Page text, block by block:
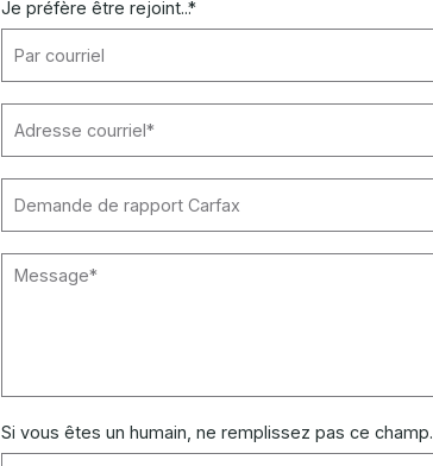
Je préfère être rejoint...*
Si vous êtes un humain, ne remplissez pas ce champ.